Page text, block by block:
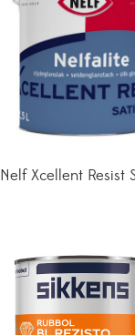
Nelf Xcellent Resist